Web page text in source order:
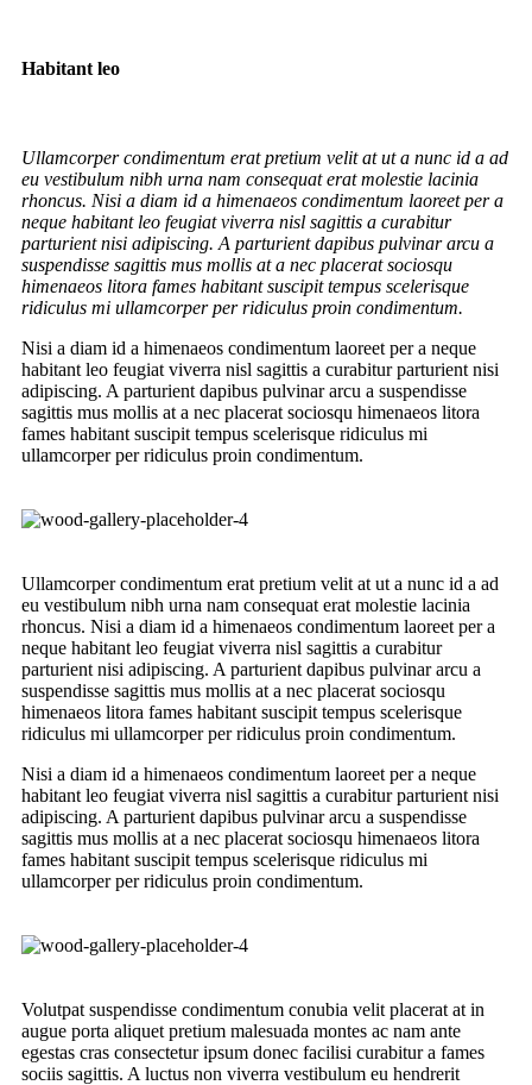
Habitant leo
Ullamcorper condimentum erat pretium velit at ut a nunc id a ad
eu vestibulum nibh urna nam consequat erat molestie lacinia
rhoncus. Nisi a diam id a himenaeos condimentum laoreet per a
neque habitant leo feugiat viverra nisl sagittis a curabitur
parturient nisi adipiscing. A parturient dapibus pulvinar arcu a
suspendisse sagittis mus mollis at a nec placerat sociosqu
himenaeos litora fames habitant suscipit tempus scelerisque
ridiculus mi ullamcorper per ridiculus proin condimentum.
Nisi a diam id a himenaeos condimentum laoreet per a neque
habitant leo feugiat viverra nisl sagittis a curabitur parturient nisi
adipiscing. A parturient dapibus pulvinar arcu a suspendisse
sagittis mus mollis at a nec placerat sociosqu himenaeos litora
fames habitant suscipit tempus scelerisque ridiculus mi
ullamcorper per ridiculus proin condimentum.
Ullamcorper condimentum erat pretium velit at ut a nunc id a ad
eu vestibulum nibh urna nam consequat erat molestie lacinia
rhoncus. Nisi a diam id a himenaeos condimentum laoreet per a
neque habitant leo feugiat viverra nisl sagittis a curabitur
parturient nisi adipiscing. A parturient dapibus pulvinar arcu a
suspendisse sagittis mus mollis at a nec placerat sociosqu
himenaeos litora fames habitant suscipit tempus scelerisque
ridiculus mi ullamcorper per ridiculus proin condimentum.
Nisi a diam id a himenaeos condimentum laoreet per a neque
habitant leo feugiat viverra nisl sagittis a curabitur parturient nisi
adipiscing. A parturient dapibus pulvinar arcu a suspendisse
sagittis mus mollis at a nec placerat sociosqu himenaeos litora
fames habitant suscipit tempus scelerisque ridiculus mi
ullamcorper per ridiculus proin condimentum.
Volutpat suspendisse condimentum conubia velit placerat at in
augue porta aliquet pretium malesuada montes ac nam ante
egestas cras consectetur ipsum donec facilisi curabitur a fames
sociis sagittis. A luctus non viverra vestibulum eu hendrerit